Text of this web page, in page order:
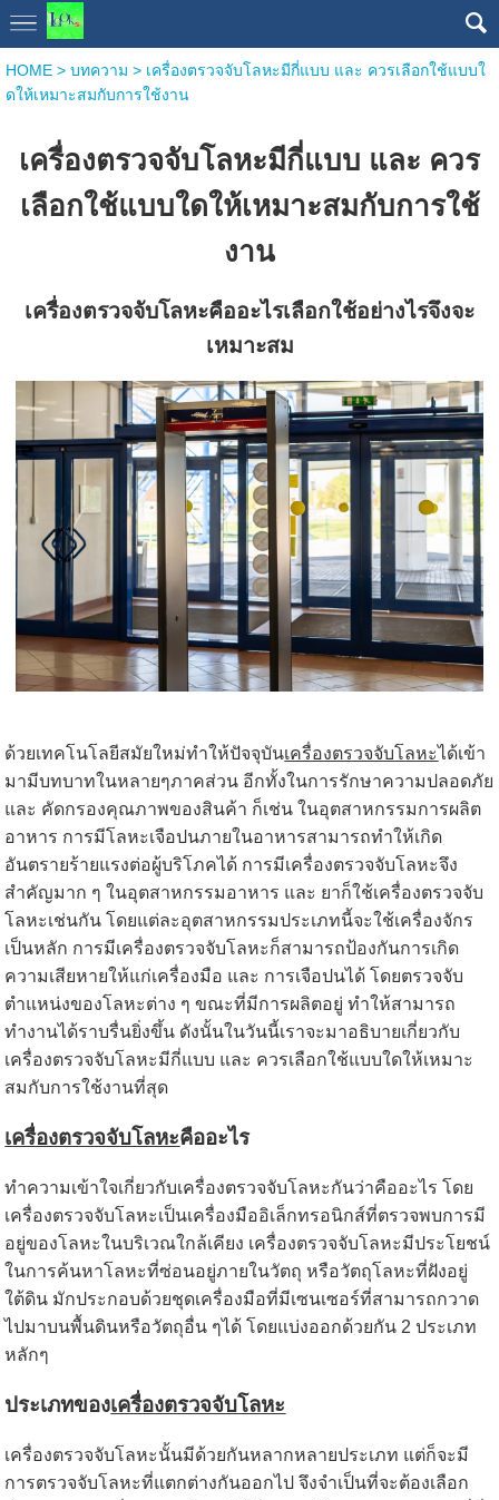
HOME> บทความ > เครื่องตรวจจับโลหะมีกี่แบบ และ ควรเลือกใช้แบบใ
ดให้เหมาะสมกับการใช้งาน
เครื่องตรวจจับโลหะมีกี่แบบ และ ควร
เลือกใช้แบบใดให้เหมาะสมกับการใช้
งาน
เครื่องตรวจจับโลหะคืออะไรเลือกใช้อย่างไรจึงจะ
เหมาะสม
ด้วยเทคโนโลยีสมัยใหม่ทำให้ปัจจุบันเครื่องตรวจจับโลหะได้เข้า
มามีบทบาทในหลายๆภาคส่วน อีกทั้งในการรักษาความปลอดภัย
และ คัดกรองคุณภาพของสินค้า ก็เช่น ในอุตสาหกรรมการผลิต
อาหาร การมีโลหะเจือปนภายในอาหารสามารถทำให้เกิด
อันตรายร้ายแรงต่อผู้บริโภคได้ การมีเครื่องตรวจจับโลหะจึง
สำคัญมาก ๆ ในอุตสาหกรรมอาหาร และ ยาก็ใช้เครื่องตรวจจับ
โลหะเช่นกัน โดยแต่ละอุตสาหกรรมประเภทนี้จะใช้เครื่องจักร
เป็นหลัก การมีเครื่องตรวจจับโลหะก็สามารถป้องกันการเกิด
ความเสียหายให้แก่เครื่องมือ และ การเจือปนได้ โดยตรวจจับ
ตำแหน่งของโลหะต่าง ๆ ขณะที่มีการผลิตอยู่ ทำให้สามารถ
ทำงานได้ราบรื่นยิ่งขึ้น ดังนั้นในวันนี้เราจะมาอธิบายเกี่ยวกับ
เครื่องตรวจจับโลหะมีกี่แบบ และ ควรเลือกใช้แบบใดให้เหมาะ
สมกับการใช้งานที่สุด
เครื่องตรวจจับโลหะคืออะไร
ทำความเข้าใจเกี่ยวกับเครื่องตรวจจับโลหะกันว่าคืออะไร โดย
เครื่องตรวจจับโลหะเป็นเครื่องมืออิเล็กทรอนิกส์ที่ตรวจพบการมี
อยู่ของโลหะในบริเวณใกล้เคียง เครื่องตรวจจับโลหะมีประโยชน์
ในการค้นหาโลหะที่ซ่อนอยู่ภายในวัตถุ หรือวัตถุโลหะที่ฝังอยู่
ใต้ดิน มักประกอบด้วยชุดเครื่องมือที่มีเซนเซอร์ที่สามารถกวาด
ไปมาบนพื้นดินหรือวัตถุอื่น ๆได้ โดยแบ่งออกด้วยกัน 2 ประเภท
หลักๆ
ประเภทของเครื่องตรวจจับโลหะ
เครื่องตรวจจับโลหะนั้นมีด้วยกันหลากหลายประเภท แต่ก็จะมี
การตรวจจับโลหะที่แตกต่างกันออกไป จึงจำเป็นที่จะต้องเลือก